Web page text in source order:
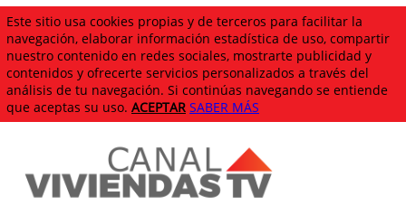
Este sitio usa cookies propias y de terceros para facilitar la
navegación, elaborar información estadística de uso, compartir
nuestro contenido en redes sociales, mostrarte publicidad y
contenidos y ofrecerte servicios personalizados a través del
análisis de tu navegación. Si continúas navegando se entiende
que aceptas su uso. ACEPTAR SABER MÁS